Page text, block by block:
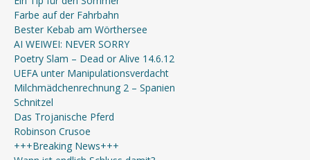
Farbe auf der Fahrbahn
Bester Kebab am Wörthersee
AI WEIWEI: NEVER SORRY
Poetry Slam – Dead or Alive 14.6.12
UEFA unter Manipulationsverdacht
Milchmädchenrechnung 2 – Spanien
Schnitzel
Das Trojanische Pferd
Robinson Crusoe
+++Breaking News+++